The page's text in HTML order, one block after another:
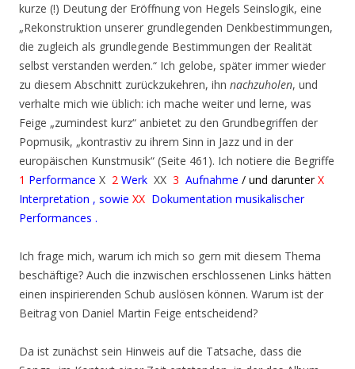
kurze (!) Deutung der Eröffnung von Hegels Seinslogik, eine
„Rekonstruktion unserer grundlegenden Denkbestimmungen,
die zugleich als grundlegende Bestimmungen der Realität
selbst verstanden werden.“ Ich gelobe, später immer wieder
zu diesem Abschnitt zurückzukehren, ihn nachzuholen, und
verhalte mich wie üblich: ich mache weiter und lerne, was
Feige „zumindest kurz“ anbietet zu den Grundbegriffen der
Popmusik, „kontrastiv zu ihrem Sinn in Jazz und in der
europäischen Kunstmusik“ (Seite 461). Ich notiere die Begriffe
1 Performance X 2 Werk XX 3 Aufnahme / und darunterX
Interpretation , sowie XX Dokumentation musikalischer
Performances .
Ich frage mich, warum ich mich so gern mit diesem Thema
beschäftige? Auch die inzwischen erschlossenen Links hätten
einen inspirierenden Schub auslösen können. Warum ist der
Beitrag von Daniel Martin Feige entscheidend?
Da ist zunächst sein Hinweis auf die Tatsache, dass die